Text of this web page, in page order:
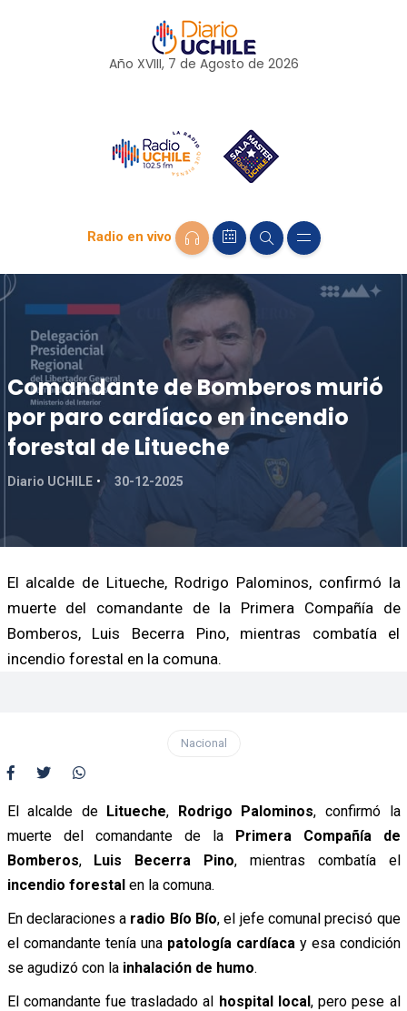
Año XVIII, 7 de Agosto de 2026
Radio en vivo
Comandante de Bomberos murió
por paro cardíaco en incendio
forestal de Litueche
Diario UCHILE 30-12-2025
El alcalde de Litueche, Rodrigo Palominos, confirmó la
muerte del comandante de la Primera Compañía de
Bomberos, Luis Becerra Pino, mientras combatía el
incendio forestal en la comuna.
Nacional
El alcalde de Litueche, Rodrigo Palominos, confirmó la
muerte del comandante de la Primera Compañía de
Bomberos, Luis Becerra Pino, mientras combatía el
incendio forestalen la comuna.
En declaraciones a radio Bío Bío, el jefe comunal precisó que
el comandante tenía una patología cardíaca y esa condición
se agudizó con la inhalación de humo.
El comandante fue trasladado al hospital local, pero pese al